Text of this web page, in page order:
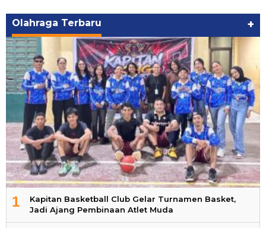
Olahraga Terbaru +
1
Kapitan Basketball Club Gelar Turnamen Basket,
Jadi Ajang Pembinaan Atlet Muda